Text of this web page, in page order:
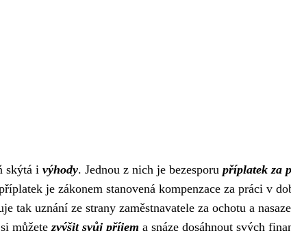
skýtá i výhody. Jednou z nich je bezesporu příplatek za
je zákonem stanovená kompenzace za práci v
tak uznání ze strany zaměstnavatele za ochotu a
můžetezvýšit svůj příjem a snáze dosáhnout svých